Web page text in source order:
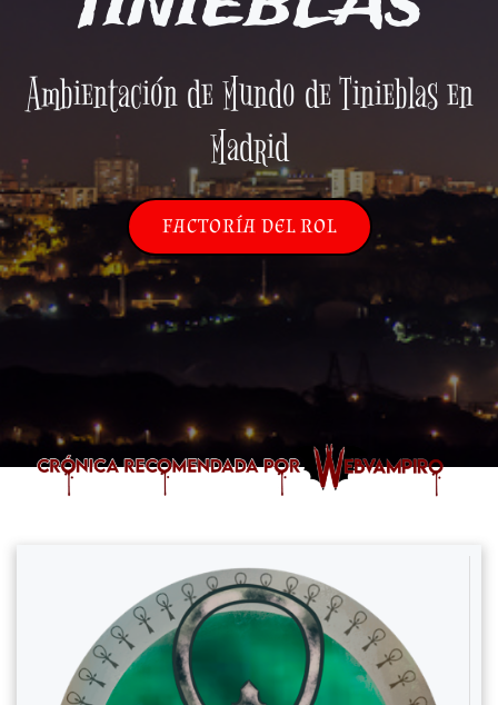
Ambientación de Mundo de Tinieblas en
Madrid
FACTORÍA DEL ROL